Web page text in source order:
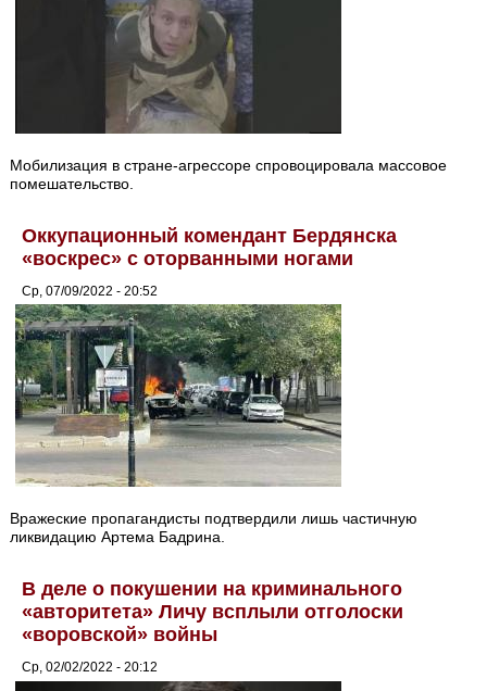
Мобилизация в стране-агрессоре спровоцировала массовое
помешательство.
Оккупационный комендант Бердянска
«воскрес» с оторванными ногами
Ср, 07/09/2022 - 20:52
Вражеские пропагандисты подтвердили лишь частичную
ликвидацию Артема Бадрина.
В деле о покушении на криминального
«авторитета» Личу всплыли отголоски
«воровской» войны
Ср, 02/02/2022 - 20:12